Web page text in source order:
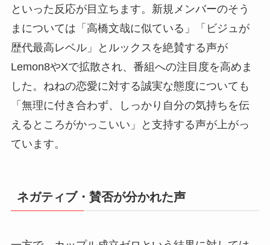
といった反応が目立ちます。新規メンバーのそう
まについては「高橋文哉に似ている」「ビジュが
歴代最高レベル」とルックスを絶賛する声が
Lemon8やXで拡散され、番組への注目度を高めま
した。ねねの恋愛に対する誠実な態度についても
「無理に付き合わず、しっかり自分の気持ちを伝
えるところがかっこいい」と支持する声が上がっ
ています。
ネガティブ・賛否が分かれた声